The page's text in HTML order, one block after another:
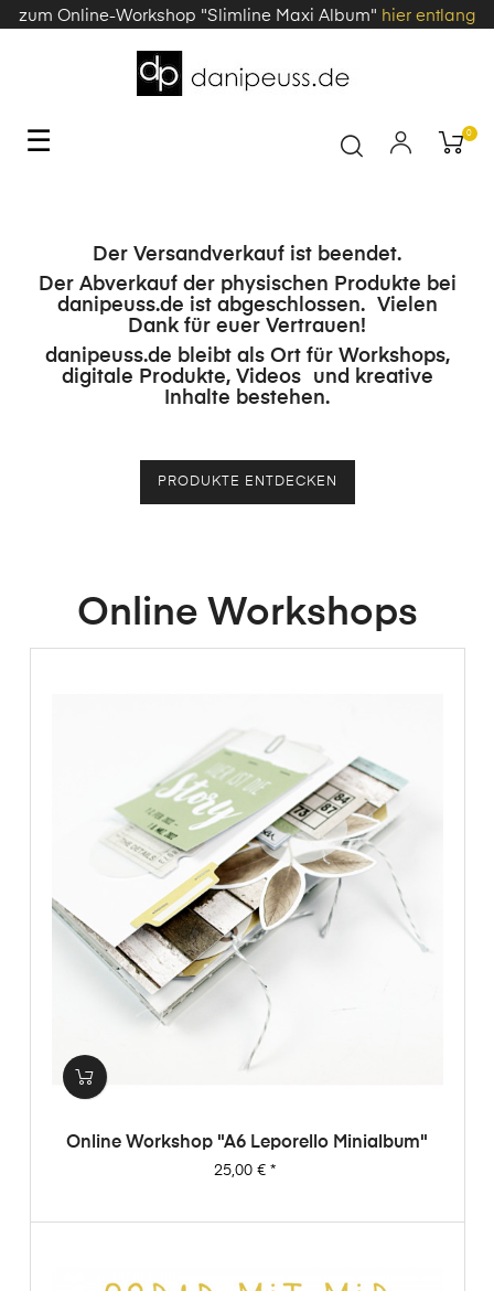
zum Online-Workshop "Slimline Maxi Album" hier entlang
Toggle
☰ 0
Der Versandverkauf ist beendet.
Der Abverkauf der physischen Produkte bei
danipeuss.de ist abgeschlossen. Vielen
Dank für euer Vertrauen!
danipeuss.de bleibt als Ort für Workshops,
digitale Produkte, Videos und kreative
Inhalte bestehen.
PRODUKTE ENTDECKEN
Online Workshops
Online Workshop "A6 Leporello Minialbum"
Preis
25,00 €*